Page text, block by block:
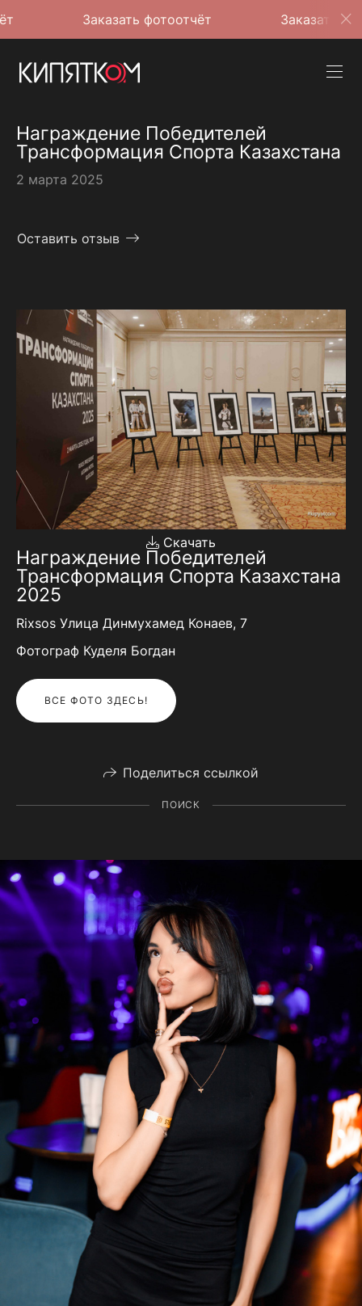
Заказать фотоотчёт Заказать фотоотчёт
Награждение Победителей
Трансформация Спорта Казахстана
2 марта 2025
Оставить отзыв
Скачать
Награждение Победителей
Трансформация Спорта Казахстана
2025
Rixsos Улица Динмухамед Конаев, 7
Фотограф Куделя Богдан
ВСЕ ФОТО ЗДЕСЬ!
Поделиться ссылкой
ПОИСК